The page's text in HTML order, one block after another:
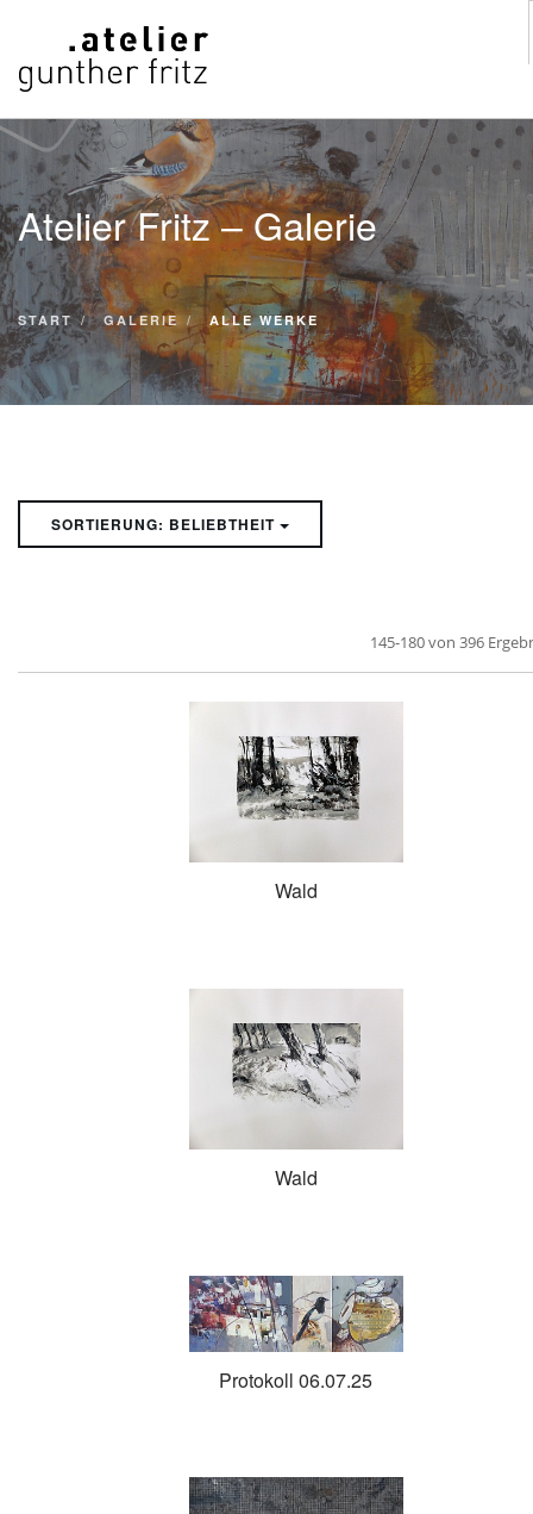
START
WERKE
VITA
KONTAKT
GALERIE
SUCHE
Atelier Fritz – Galerie
START GALERIE ALLE WERKE
SORTIERUNG: BELIEBTHEIT
145-180 von 396
Wald
Wald
Protokoll 06.07.25